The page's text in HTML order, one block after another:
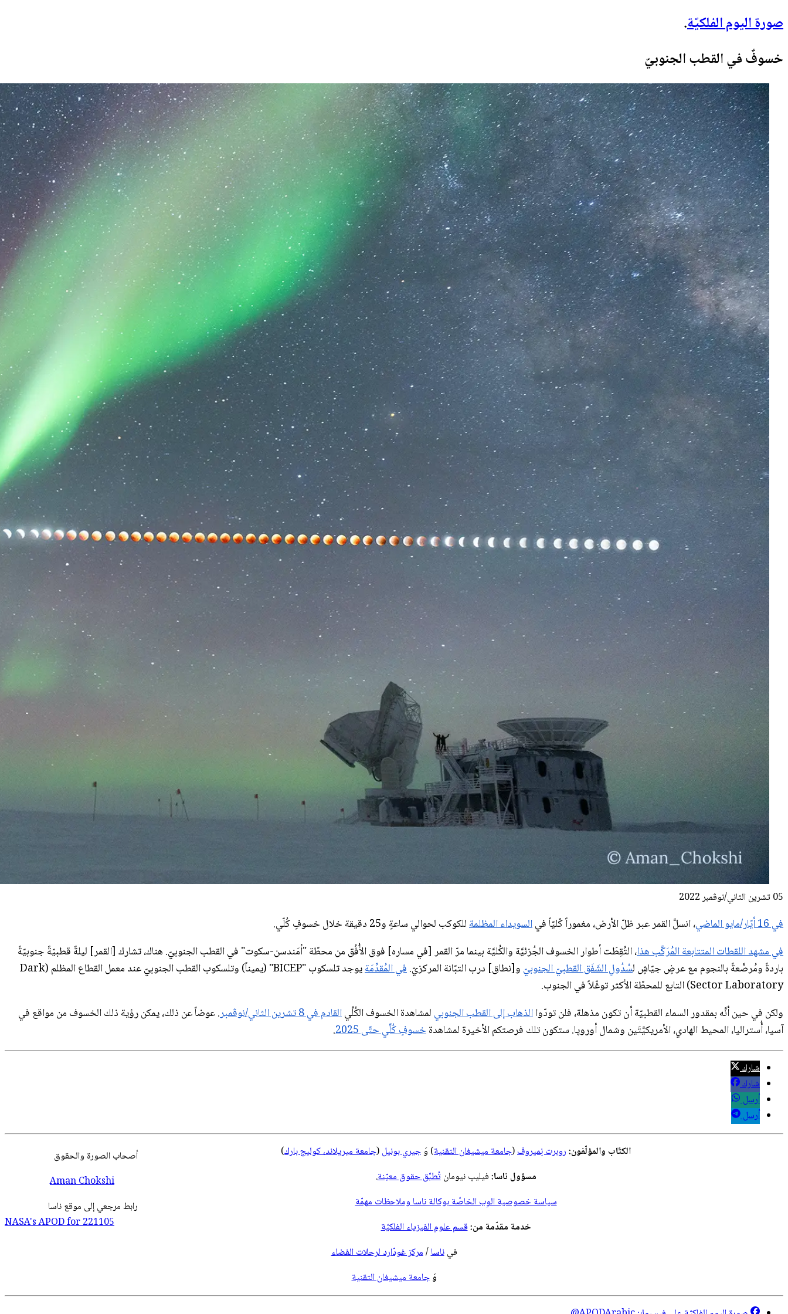
صورة اليوم الفلكيّة.
خسوفٌ في القطب الجنوبيّ
05 تشرين الثاني/نوڤمبر 2022
في 16 أيّار/مايو الماضي ، انسلَّ القمر عبر ظلّ الأرض، مغموراً كًليّاً فيالسويداء المظلمةللكوكب لحوالي ساعةٍ و25 دقيقة خلال خسوفٍ كُلّي.
في مشهد اللقطات المتتابعة المُرَكَّب هذا، التُقِطَت أطوار الخسوف الجُزئيَّة والكُليَّة بينما مرّ القمر [في مساره] فوق الأُفُق من محطّة "أمَندسن-سكوت" في القطب الجنوبيّ. هناك، تشارك [القمر] ليلةً قطبيّةً جنوبيّةً
باردةً ومُرصَّعةً بالنجوم مع عرضٍ جيّاشٍ لسُدُولِ الشَفَق القطبيّ الجنوبيّ و[نطاق] درب التبّانة المركزيّ.في المُقدِّمَة
يوجد تلسكوب "BICEP" (يميناً) وتلسكوب القطب الجنوبيّ عند معمل القطاع المظلم (Dark
Sector Laboratory) التابع للمحطّة الأكثر توغّلاً في الجنوب.
ولكن في حين أنَّه بمقدور السماء القطبيّة أن تكون مذهلة، فلن تودّوا الذهاب إلى القطب الجنوبي لمشاهدة الخسوف الكُلِّيالقادم في 8 تشرين الثاني/نوڤمبر
. عوضاً عن ذلك، يمكن رؤية ذلك الخسوف من مواقع في
آسيا، أُستراليا، المحيط الهادي، الأمريكيَّتَين وشمال أوروپا. ستكون تلك فرصتكم الأخيرة لمشاهدةخسوفٍ كُلِّي حتّى 2025 .
شارك
شارك
أرسل
أرسل
أصحاب الصورة والحقوق
Aman Chokshi
رابط مرجعي إلى موقع ناسا
NASA's APOD for221105
الكتّاب والمؤلّفون:روبرت نِميروف(جامعة ميشيغان التقنية) وَجيري بونيل(جامعة ميريلاند، كوليج بارك)
مسؤول ناسا:فيليپ نيومان تُطبَّق حقوق معيّنة.
سياسة خصوصية الوِب الخاصّة بوكالة ناسا وملاحظات مهمّة
خدمة مقدّمة من:قسم علوم الفيزياء الفلكيّة
فيناسا/مركز غودّارد لرحلات الفضاء
وَ جامعة ميشيغان التقنية